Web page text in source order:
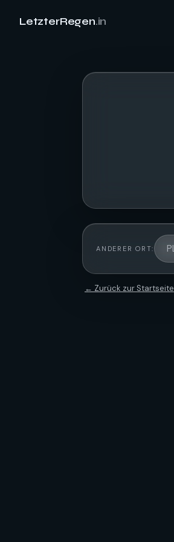
LetzterRegen.in
ANDERER ORT:
← Zurück zur Startseite